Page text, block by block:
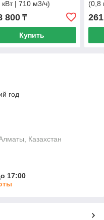
кВт | 710 м3/ч)
садовый
и воздуходувка
800₸
Купить
(0,8
год
Казахстан
17:00